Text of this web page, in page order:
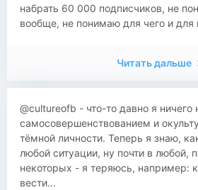
набрать 60 000 подписчиков, не
вообще, не понимаю для чего и для
Читать дальше
@cultureofb - что-то давно я ничего
самосовершенствованием и
тёмной личности. Теперь я знаю,
любой ситуации, ну почти в любой,
некоторых - я теряюсь, например:
вести...